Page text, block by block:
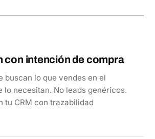
con intención de compra
buscan lo que vendes en el
lo necesitan. No leads genéricos.
tu CRM con trazabilidad